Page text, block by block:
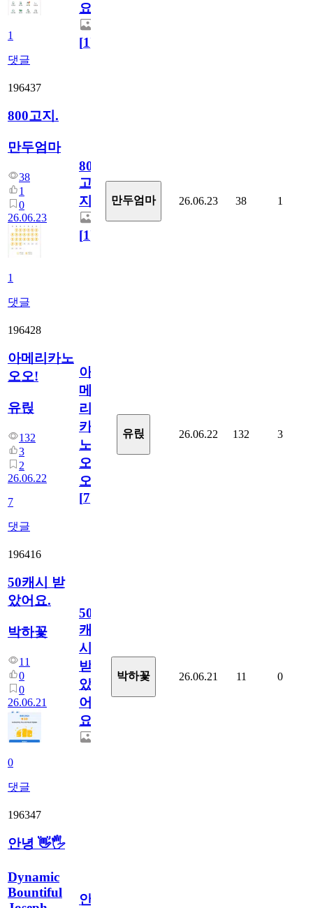
1
댓글
요)
[1]
196437
800고지.
만두엄마
38
1
0
26.06.23
1
댓글
800
고
지.
[1]
만두엄마 26.06.23 38 1
196428
아메리카노
오오!
유릱
132
3
2
26.06.22
7
댓글
아
메
리
카
노
오
오!
[7]
유릱 26.06.22 132 3
196416
50캐시 받
았어요.
박하꽃
11
0
0
26.06.21
0
댓글
50
캐
시
받
았
어
요.
박하꽃 26.06.21 11 0
196347
안녕 👋🖐
Dynamic
Bountiful
안